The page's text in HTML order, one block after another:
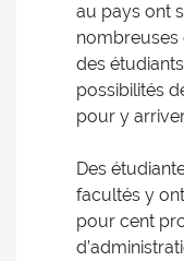
au pays ont
nombreuses
des
possibilités
pour y
Des
facultés y
pour cent